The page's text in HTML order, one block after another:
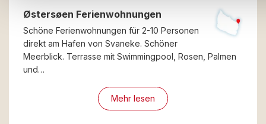
Østersøen Ferienwohnungen
Schöne Ferienwohnungen für 2-10 Personen
direkt am Hafen von Svaneke. Schöner
Meerblick. Terrasse mit Swimmingpool, Rosen, Palmen
und…
Mehr lesen